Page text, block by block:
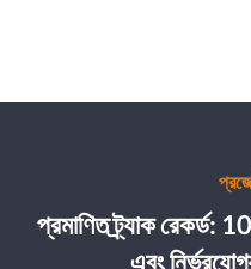
প্রমাণিত ট্র্যাক রেকর্ড:
এবং